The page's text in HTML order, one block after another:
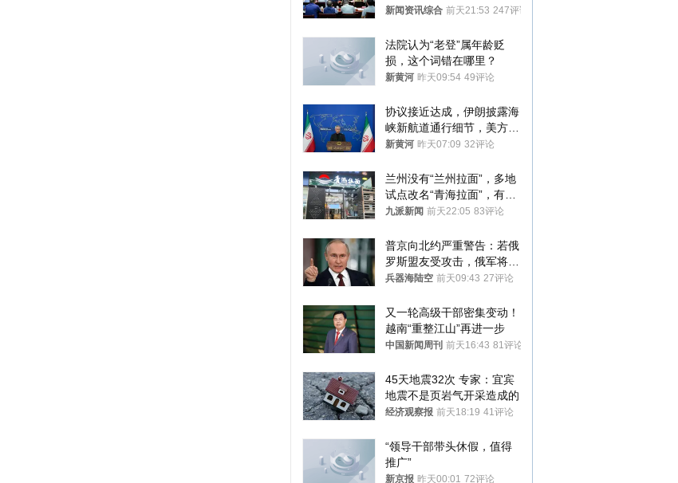
公布举报方式
新闻资讯综合 前天21:53 247评论
法院认为“老登”属年龄贬
损，这个词错在哪里？
新黄河 昨天09:54 49评论
协议接近达成，伊朗披露海
峡新航道通行细节，美方再
提“倒计时”
新黄河 昨天07:09 32评论
兰州没有“兰州拉面”，多地
试点改名“青海拉面”，有商
家改名已两年
九派新闻 前天22:05 83评论
普京向北约严重警告：若俄
罗斯盟友受攻击，俄军将动
用核武器保护
兵器海陆空 前天09:43 27评论
又一轮高级干部密集变动！
越南“重整江山”再进一步
中国新闻周刊 前天16:43 81评论
45天地震32次 专家：宜宾
地震不是页岩气开采造成的
经济观察报 前天18:19 41评论
“领导干部带头休假，值得
推广”
新京报 昨天00:01 72评论